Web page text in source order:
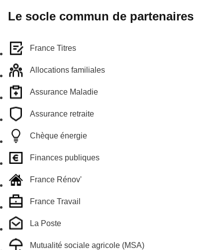
Le socle commun de partenaires
France Titres
Allocations familiales
Assurance Maladie
Assurance retraite
Chèque énergie
Finances publiques
France Rénov'
France Travail
La Poste
Mutualité sociale agricole (MSA)